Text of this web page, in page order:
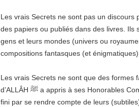
Les vrais Secrets ne sont pas un
des papiers ou publiés dans des livres.
gens et leurs mondes (univers ou
compositions fantasques (et
Les vrais Secrets ne sont que des formes
d’ALLÂH ﷺ a appris à ses Honorables Compagnons. Ils ont, à leur tour, appliqué ces azkar dans leur vie et ont
fini par se rendre compte de leurs